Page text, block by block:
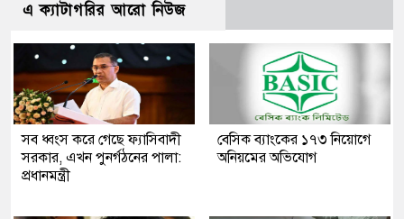
এ ক্যাটাগরির আরো নিউজ
সব ধ্বংস করে গেছে ফ্যাসিবাদী
সরকার, এখন পুনর্গঠনের পালা:
প্রধানমন্ত্রী
বেসিক ব্যাংকের ১৭৩ নিয়োগে
অনিয়মের অভিযোগ